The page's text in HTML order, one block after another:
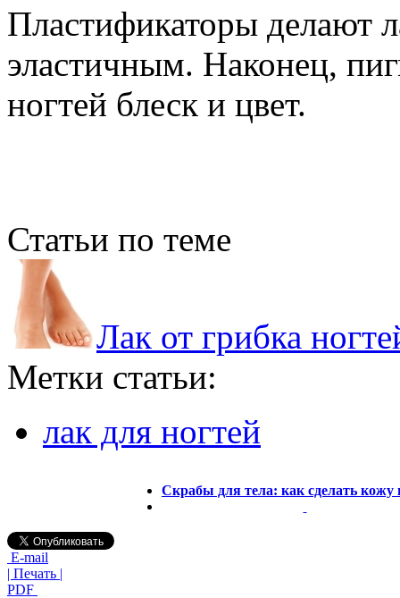
Пластификаторы делают
эластичным. Наконец,
ногтей блеск и цвет.
Статьи по теме
Лак от грибка
Метки статьи:
лак для ногтей
Скрабы для тела: как сделать кожу
E-mail
| Печать |
PDF